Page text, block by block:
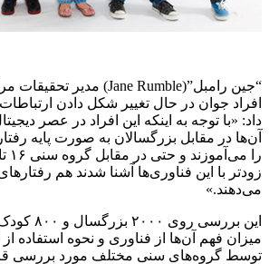
افراد جوان در حال تغییر شکل دادن
داد: «با توجه به اینکه این افراد در عصر
آن‌ها در مقابل بزرگسالان به صورت پایه
زودتر با این فناوری‌ها آشنا شدند هم
می‌دهند.»
این بررسی
میزان فهم آن‌ها از فناوری و نحوه استفاده
توسط گروه‌های سنی مختلف مورد بررسی